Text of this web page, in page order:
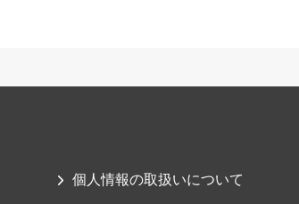
個人情報の取扱いについて